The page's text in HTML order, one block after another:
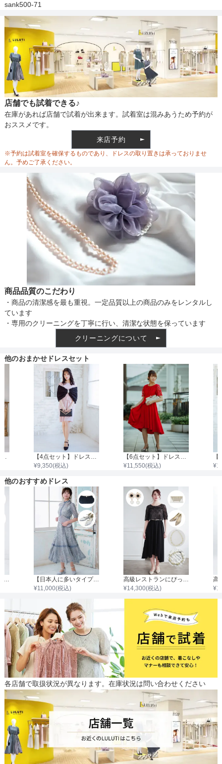
sank500-71
店舗でも試着できる♪
在庫があれば店舗で試着が出来ます。試着室は混みあうため予約が
おススメです。
来店予約
※予約は試着室を確保するものであり、ドレスの取り置きは承っておりませ
ん。予めご了承ください。
商品品質のこだわり
・商品の清潔感を最も重視。一定品質以上の商品のみをレンタルし
ています
・専用のクリーニングを丁寧に行い、清潔な状態を保っています
クリーニングについて
他のおまかせドレスセット
【6点セット】ドレス＋小物5点
【4点セット】ドレス＆羽織・バッグ・ネックレス
¥9,350(税込)
【6点セット】ドレス＋小物5点
¥11,550(税込) ¥
他のおすすめドレス
高級レストランにぴったり！洗練された夜の装い（イエベ春×骨格ウェーブ）
【日本人に多いタイプ】高級レストランにぴったり！洗練された夜の装い（ブルべ夏×骨格ストレート）
¥11,000(税込)
高級レストランにぴったり！洗練された夜の装い（ブルべ冬×骨格ストレート）
¥14,300(税込) ¥
各店舗で取扱状況が異なります。在庫状況は問い合わせください